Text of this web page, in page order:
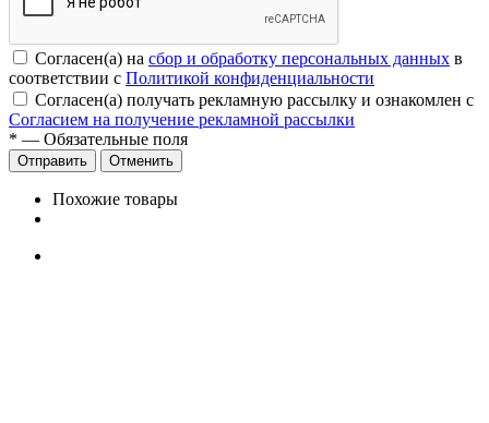
Согласен(а) на сбор и обработку персональных данных в
соответствии с Политикой конфиденциальности
Согласен(а) получать рекламную рассылку и ознакомлен с
Согласием на получение рекламной рассылки
* — Обязательные поля
Отменить
Похожие товары